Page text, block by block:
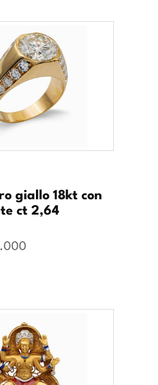
giallo 18kt con
ct 2,64